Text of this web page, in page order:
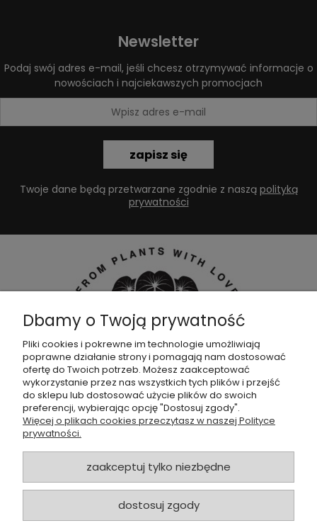
Newsletter
Podaj swój adres e-mail, jeśli chcesz otrzymywać informacje o
nowościach i najciekawszych promocjach
zapisz się
Twoje dane będą przetwarzane zgodnie z naszą polityką
prywatności
Dołącz do naszejgrupy facebookowej !
POMOC
SKLEP
Dbamy o Twoją prywatność
Pliki cookies i pokrewne im technologie umożliwiają
poprawne działanie strony i pomagają nam dostosować
ofertę do Twoich potrzeb. Możesz zaakceptować
wykorzystanie przez nas wszystkich tych plików i przejść
do sklepu lub dostosować użycie plików do swoich
preferencji, wybierając opcję "Dostosuj zgody".
Więcej o plikach cookies przeczytasz w naszej Polityce
prywatności.
zaakceptuj tylko niezbędne
dostosuj zgody